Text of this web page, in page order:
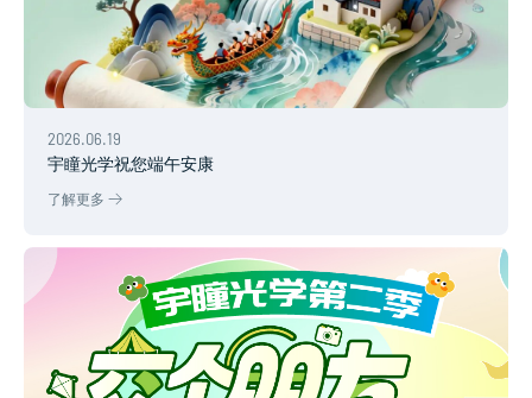
2026.06.19
宇瞳光学祝您端午安康
了解更多